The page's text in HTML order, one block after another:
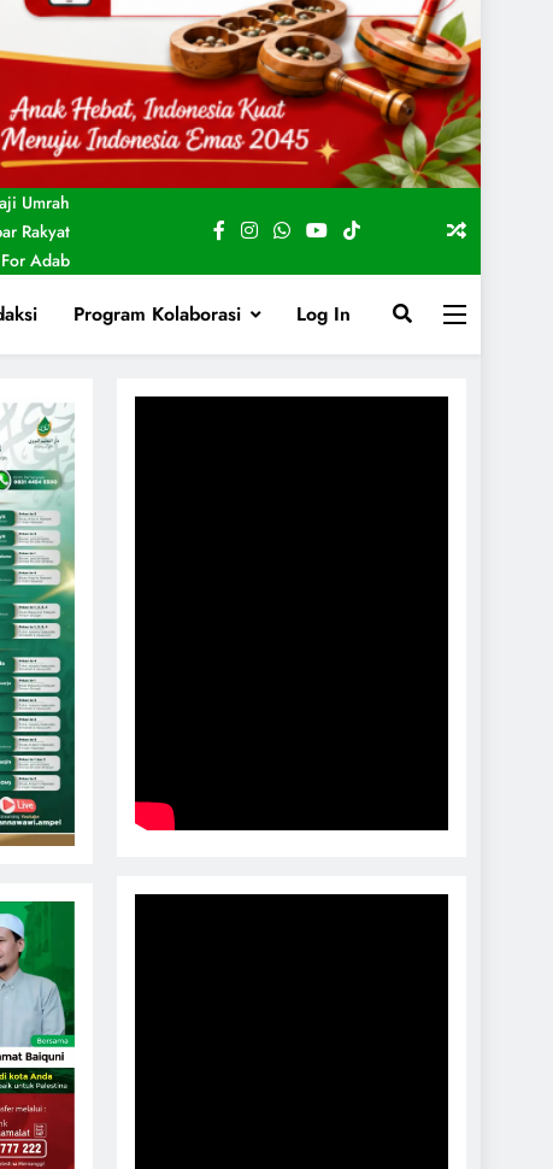
Umrah
Rakyat
Adab
Program Kolaborasi Log In